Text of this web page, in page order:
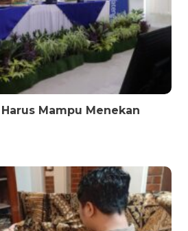
Mampu Menekan